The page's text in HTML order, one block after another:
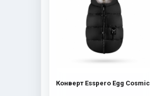
Конверт Esspero Egg Cosmic